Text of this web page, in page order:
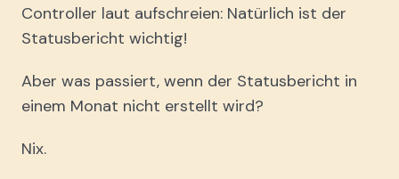
Controller laut aufschreien: Natürlich ist der
Statusbericht wichtig!
Aber was passiert, wenn der Statusbericht in
einem Monat nicht erstellt wird?
Nix.